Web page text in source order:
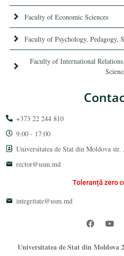
Faculty of Economic Sciences
Faculty of Psychology, Pedagogy,
Faculty of International
+373 22 244 810
9:00 - 17:00
Universitatea de Stat din Moldova
rector@usm.md
Toleranță zero
integritate@usm.md
Universitatea de Stat din Moldova